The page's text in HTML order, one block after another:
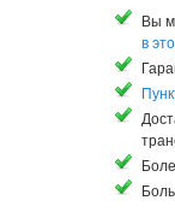
Вы
в